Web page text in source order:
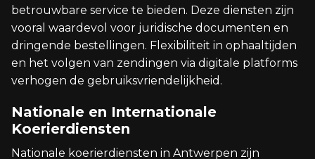
betrouwbare service te bieden. Deze diensten zijn
vooral waardevol voor juridische documenten en
dringende bestellingen. Flexibiliteit in ophaaltijden
en het volgen van zendingen via digitale platforms
verhogen de gebruiksvriendelijkheid.
Nationale en Internationale
Koerierdiensten
Nationale koerierdiensten in Antwerpen zijn